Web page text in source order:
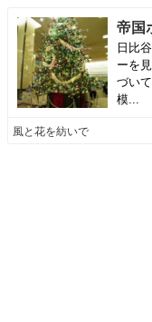
日比
ーを
づい
模...
風と花を紡いで